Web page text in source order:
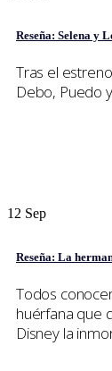
Reseña: Selena y
Tras el
Debo, Puedo
12 Sep
Reseña: La
Todos
huérfana que
Disney la